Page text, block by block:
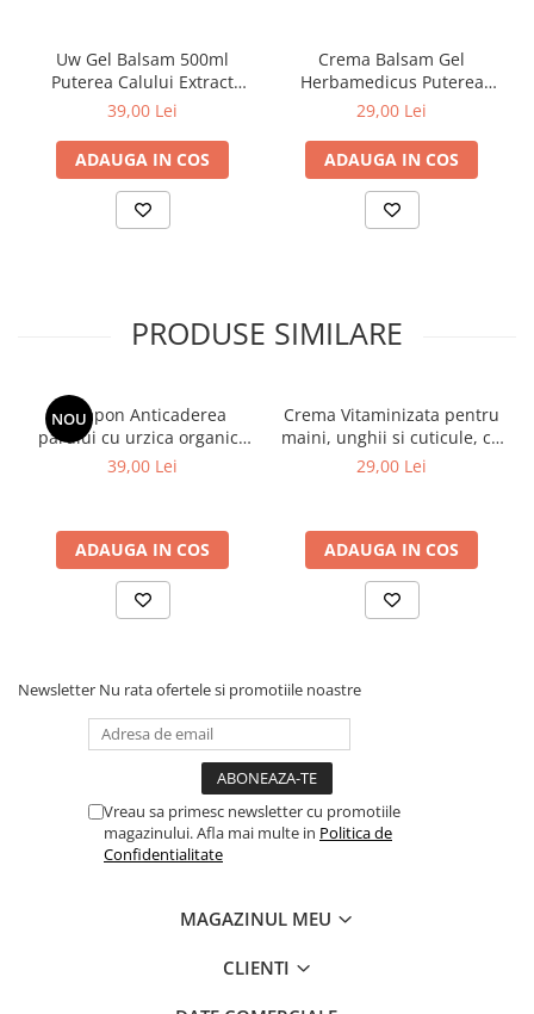
Uw Gel Balsam 500ml
Puterea Calului Extract
Namol
39,00 Lei
ADAUGA IN COS
Crema Balsam Gel
Herbamedicus Puterea
Ursului 250ml
29,00 Lei
ADAUGA IN COS
PRODUSE SIMILARE
NOU
Sampon Anticaderea
parului cu urzica organica
si ulei de ricin Cosmeplant,
39,00 Lei
ADAUGA IN COS
Crema Vitaminizata pentru
maini, unghii si cuticule, cu
extracte de fructe de
29,00 Lei
ADAUGA IN COS
Newsletter Nu rata ofertele si promotiile noastre
Vreau sa primesc newsletter cu promotiile
magazinului. Afla mai multe in Politica de
Confidentialitate
MAGAZINUL MEU
CLIENTI